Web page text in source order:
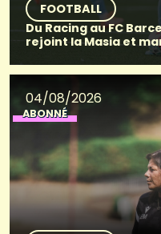
FOOTBALL
Du Racing au FC
rejoint la Masia et
04/08/2026
ABONNÉ